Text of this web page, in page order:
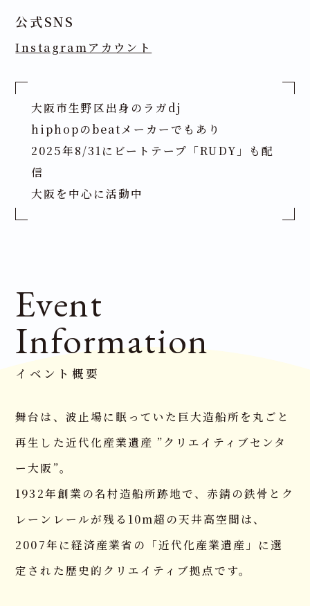
TOP
トップページ
NEWS
公式SNS
Instagramアカウント
大阪市生野区出身のラガdj
hiphopのbeatメーカーでもあり
2025年8/31にビートテープ「RUDY」も配
信
大阪を中心に活動中
Event
Information
イベント概要
舞台は、波止場に眠っていた巨大造船所を丸ごと
再生した近代化産業遺産 ”クリエイティブセンタ
ー大阪”。
1932年創業の名村造船所跡地で、赤錆の鉄骨とク
レーンレールが残る10m超の天井高空間は、
2007年に経済産業省の「近代化産業遺産」に選
定された歴史的クリエイティブ拠点です。